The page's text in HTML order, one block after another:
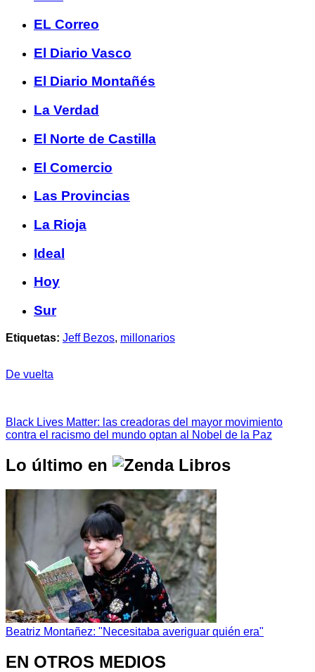
EL Correo
El Diario Vasco
El Diario Montañés
La Verdad
El Norte de Castilla
El Comercio
Las Provincias
La Rioja
Ideal
Hoy
Sur
Etiquetas: Jeff Bezos, millonarios
De vuelta
Black Lives Matter: las creadoras del mayor movimiento
contra el racismo del mundo optan al Nobel de la Paz
Lo último en
Beatriz Montañez: "Necesitaba averiguar quién era"
EN OTROS MEDIOS